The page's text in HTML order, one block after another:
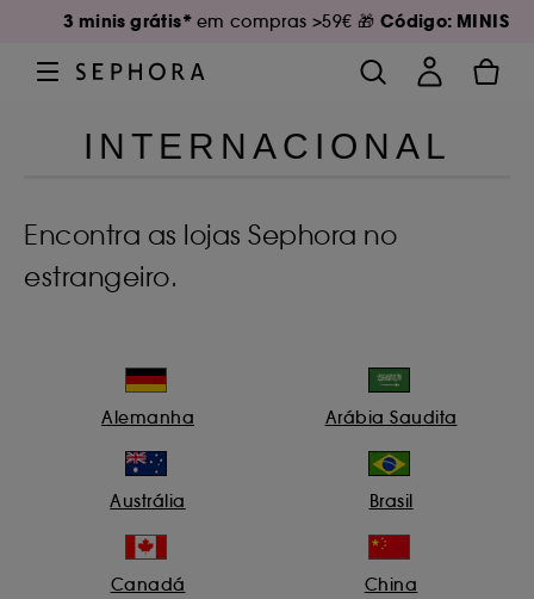
3 minis grátis* em compras >59€ 🎁 Código: MINIS
INTERNACIONAL
Encontra as lojas Sephora no
estrangeiro.
Alemanha Arábia Saudita
Austrália Brasil
Canadá China